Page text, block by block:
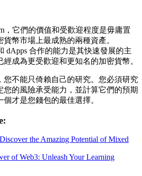
，它們的價值和受歡迎程度是毋庸置
幣市場上最成熟的兩種資產。
dApps 合作的能力是其快速發展的主
成為更受歡迎和更知名的加密貨幣。
您不能只倚賴自己的研究。您必須研究
您的風險承受能力，並計算它們的預期
才是您錢包的最佳選擇。
the Amazing Potential of Mixed
of Web3: Unleash Your Learning